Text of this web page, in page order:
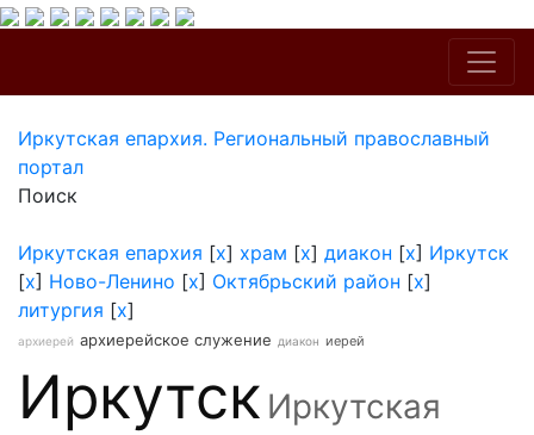
Иркутская епархия. Региональный православный
портал
Поиск
Иркутская епархия [x] храм [x] диакон [x] Иркутск
[x] Ново-Ленино [x] Октябрьский район [x]
литургия [x]
архиерей архиерейское служение диакон иерей
Иркутск Иркутская